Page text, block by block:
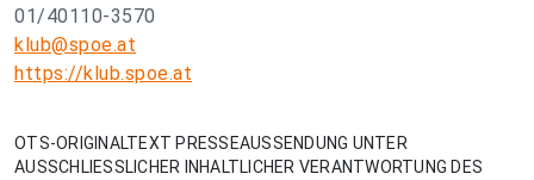
01/40110-3570
klub@spoe.at
https://klub.spoe.at
OTS-ORIGINALTEXT PRESSEAUSSENDUNG UNTER
AUSSCHLIESSLICHER INHALTLICHER VERANTWORTUNG DES